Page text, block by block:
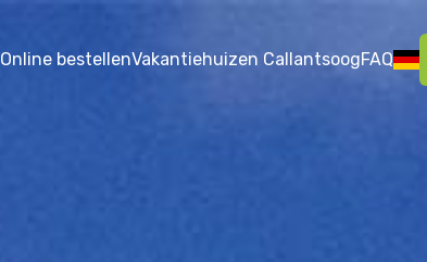
Online bestellenVakantiehuizen CallantsoogFAQ